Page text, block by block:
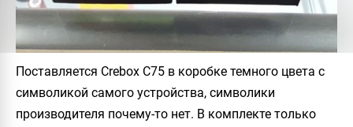
Поставляется Crebox C75 в коробке темного цвета с
символикой самого устройства, символики
производителя почему-то нет. В комплекте только